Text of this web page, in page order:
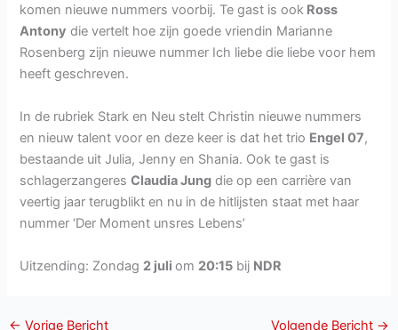
komen nieuwe nummers voorbij. Te gast is ook Ross
Antony die vertelt hoe zijn goede vriendin Marianne
Rosenberg zijn nieuwe nummer Ich liebe die liebe voor hem
heeft geschreven.
In de rubriek Stark en Neu stelt Christin nieuwe nummers
en nieuw talent voor en deze keer is dat het trio Engel 07,
bestaande uit Julia, Jenny en Shania. Ook te gast is
schlagerzangeresClaudia Jung die op een carrière van
veertig jaar terugblikt en nu in de hitlijsten staat met haar
nummer ‘Der Moment unsres Lebens’
Uitzending: Zondag 2 juliom 20:15 bij NDR
← Vorige Bericht Volgende Bericht →